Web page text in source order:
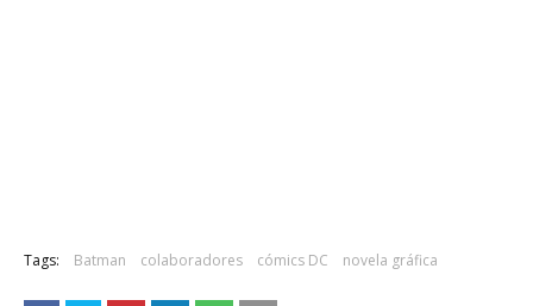
Tags: Batman colaboradores cómics DC novela gráfica